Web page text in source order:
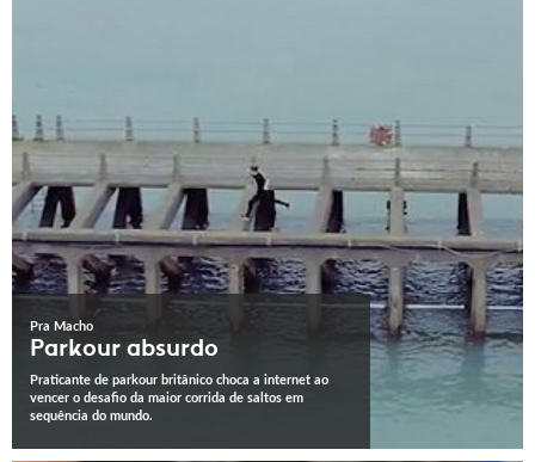
Pra Macho
Parkour absurdo
Praticante de parkour britânico choca a internet ao
vencer o desafio da maior corrida de saltos em
sequência do mundo.